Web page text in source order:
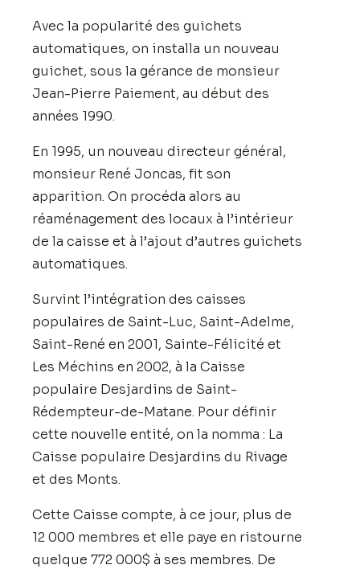
Avec la popularité des guichets
automatiques, on installa un nouveau
guichet, sous la gérance de monsieur
Jean-Pierre Paiement, au début des
années 1990.
En 1995, un nouveau directeur général,
monsieur René Joncas, fit son
apparition. On procéda alors au
réaménagement des locaux à l’intérieur
de la caisse et à l’ajout d’autres guichets
automatiques.
Survint l’intégration des caisses
populaires de Saint-Luc, Saint-Adelme,
Saint-René en 2001, Sainte-Félicité et
Les Méchins en 2002, à la Caisse
populaire Desjardins de Saint-
Rédempteur-de-Matane. Pour définir
cette nouvelle entité, on la nomma : La
Caisse populaire Desjardins du Rivage
et des Monts.
Cette Caisse compte, à ce jour, plus de
12 000 membres et elle paye en ristourne
quelque 772 000$ à ses membres. De